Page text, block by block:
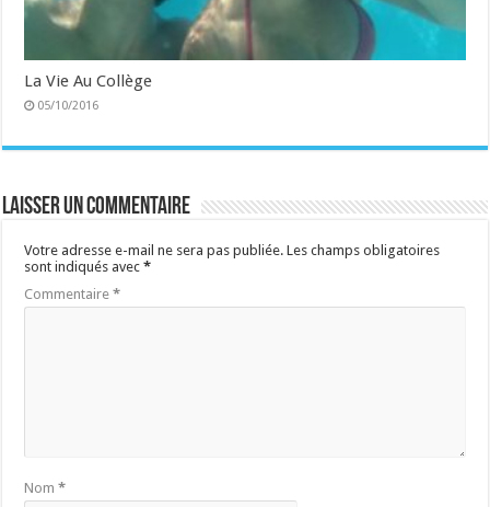
La Vie Au Collège
05/10/2016
Laisser un commentaire
Votre adresse e-mail ne sera pas publiée. Les champs obligatoires
sont indiqués avec*
Commentaire*
Nom*